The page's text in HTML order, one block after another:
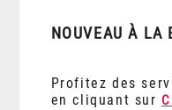
NOUVEAU À LA
Profitez des
en cliquant sur